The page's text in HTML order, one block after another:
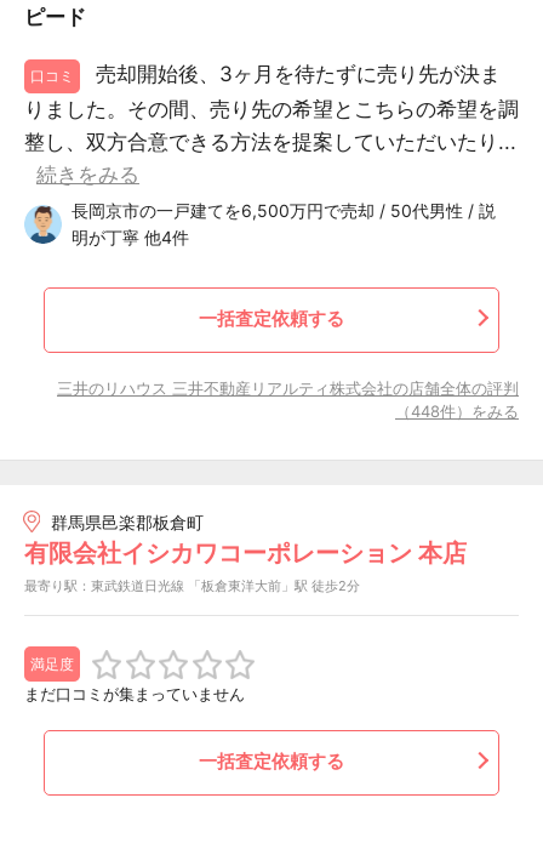
ピード
口コミ
売却開始後、3ヶ月を待たずに売り先が決ま
りました。その間、売り先の希望とこちらの希望を調
整し、双方合意できる方法を提案していただいたり...
続きをみる
長岡京市の一戸建てを6,500万円で売却 / 50代男性 / 説
明が丁寧 他4件
一括査定依頼する
三井のリハウス 三井不動産リアルティ株式会社の店舗全体の評判
（448件）をみる
群馬県邑楽郡板倉町
有限会社イシカワコーポレーション 本店
最寄り駅：東武鉄道日光線 「板倉東洋大前」駅 徒歩2分
満足度
まだ口コミが集まっていません
一括査定依頼する